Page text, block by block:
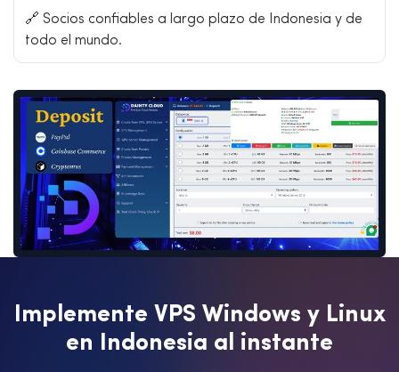
🔗 Socios confiables a largo plazo de Indonesia y de
todo el mundo.
Implemente VPS Windows y Linux
en Indonesia al instante